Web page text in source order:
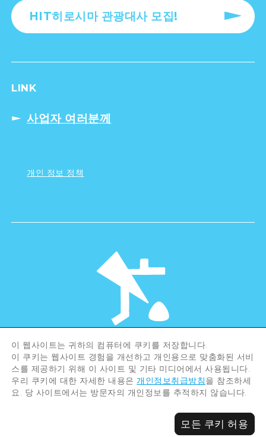
HIT히로시마 관광대사 모집!
LINK
사업자 여러분께
개인 정보 정책
©Hiroshima Tourism Association /
Hiroshima Prefecture / Hiroshima City .
All rights reserved
이 웹사이트는 귀하의 컴퓨터에 쿠키를 저장합니다.
이 쿠키는 웹사이트 경험을 개선하고 개인용으로 맞춤화된 서비
스를 제공하기 위해 이 사이트 및 기타 미디어에서 사용됩니다.
우리 쿠키에 대한 자세한 내용은개인정보취급방침을 참조하세
요. 당 사이트에서는 방문자의 개인정보를 추적하지 않습니다.
모든 쿠키 허용